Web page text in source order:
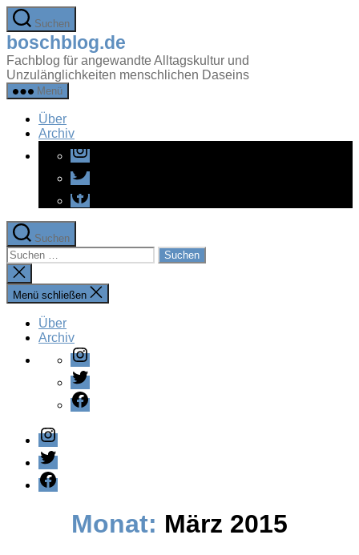
Zum
Inhalt
springen
Suchen
boschblog.de
Fachblog für angewandte Alltagskultur und
Unzulänglichkeiten menschlichen Daseins
Menü
Über
Archiv
Instagram
Twitter
Facebook
Suchen
Suchen
nach:
Suche
schließen
Menü schließen
Über
Archiv
Instagram
Twitter
Facebook
Instagram
Twitter
Facebook
Monat: März 2015